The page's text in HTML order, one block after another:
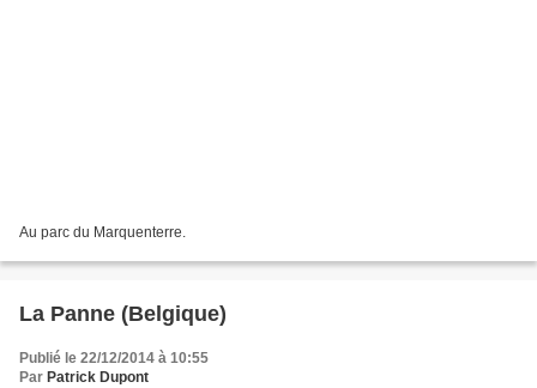
Au parc du Marquenterre.
La Panne (Belgique)
Publié le 22/12/2014 à 10:55
Par Patrick Dupont